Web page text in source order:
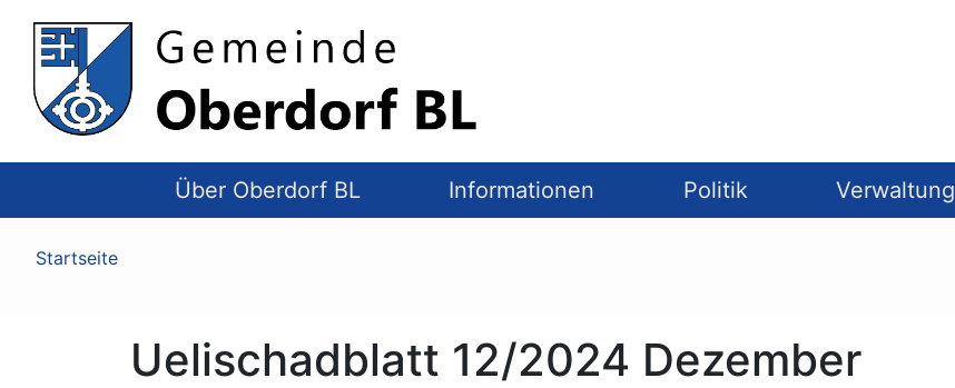
Top
Navigation
Über Oberdorf BL Informationen Politik Verwaltung
Pfadnavigation
Startseite
Uelischadblatt 12/2024 Dezember